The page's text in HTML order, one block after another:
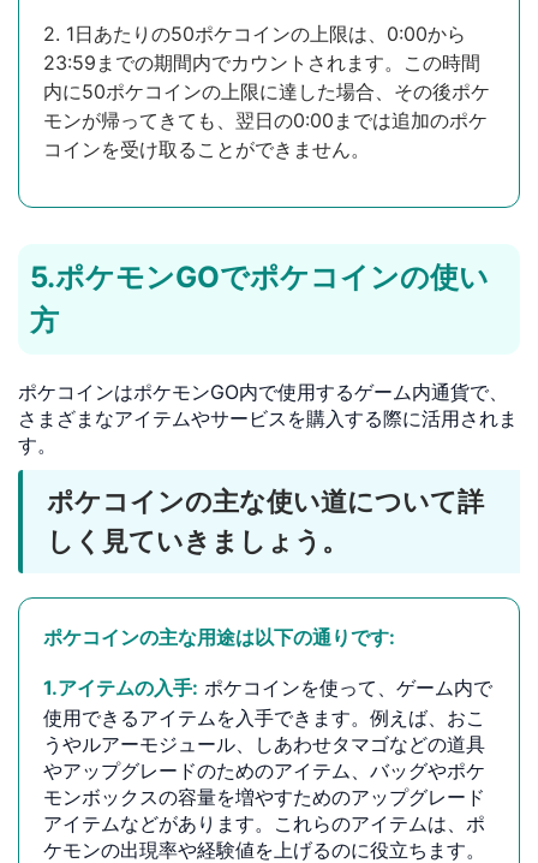
2. 1日あたりの50ポケコインの上限は、0:00から
23:59までの期間内でカウントされます。この時間
内に50ポケコインの上限に達した場合、その後ポケ
モンが帰ってきても、翌日の0:00までは追加のポケ
コインを受け取ることができません。
5.ポケモンGOでポケコインの使い
方
ポケコインはポケモンGO内で使用するゲーム内通貨で、
さまざまなアイテムやサービスを購入する際に活用されま
す。
ポケコインの主な使い道について詳
しく見ていきましょう。
ポケコインの主な用途は以下の通りです:
1.アイテムの入手: ポケコインを使って、ゲーム内で
使用できるアイテムを入手できます。例えば、おこ
うやルアーモジュール、しあわせタマゴなどの道具
やアップグレードのためのアイテム、バッグやポケ
モンボックスの容量を増やすためのアップグレード
アイテムなどがあります。これらのアイテムは、ポ
ケモンの出現率や経験値を上げるのに役立ちます。